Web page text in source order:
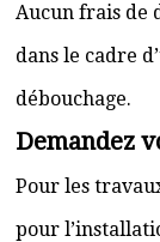
Aucun frais de
dans le cadre
débouchage.
Demandez
Pour les
pour